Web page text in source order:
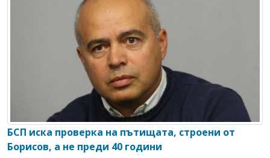
БСП иска проверка на пътищата, строени от
Борисов, а не преди 40 години